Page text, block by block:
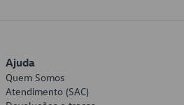
Ajuda
Quem Somos
Atendimento (SAC)